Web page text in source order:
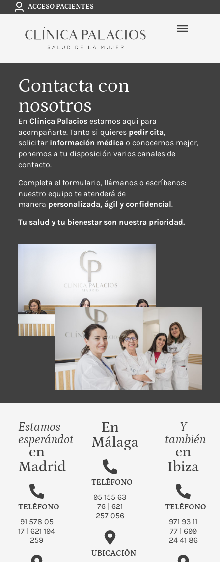
ACCESO PACIENTES
Contacta con
nosotros
En Clínica Palaciosestamos aquí para
acompañarte. Tanto si quieres pedir cita,
solicitar información médica o conocernos mejor,
ponemos a tu disposición varios canales de
contacto.
Completa el formulario, llámanos o escríbenos:
nuestro equipo te atenderá de
manera personalizada, ágil y confidencial.
Tu salud y tu bienestar son nuestra prioridad.
Estamos
esperándote
en
Madrid
TELÉFONO
91 578 05
17 |621 194
259
En
Málaga
TELÉFONO
95 155 63
76| 621
257 056
UBICACIÓN
Y
también
en
Ibiza
TELÉFONO
971 93 11
77 | 699
24 41 86